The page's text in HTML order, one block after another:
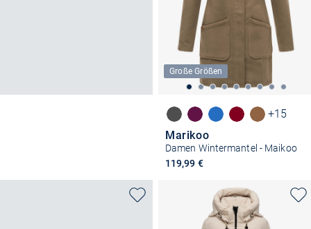
Große Größen
+15
Marikoo
Damen Wintermantel - Maikoo
119,99 €